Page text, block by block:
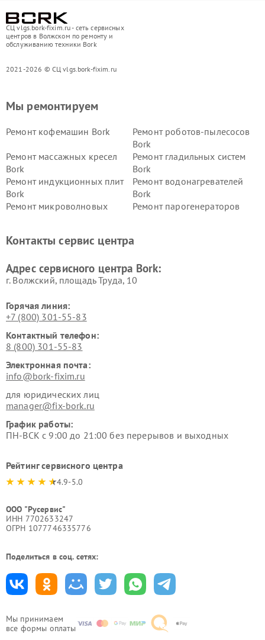
СЦ vlgs.bork-fixim.ru - сеть сервисных
центров в Волжском по ремонту и
обслуживанию техники Bork
2021-2026 © СЦ vlgs.bork-fixim.ru
Мы принимаем
все формы оплаты
Мы ремонтируем
Ремонт кофемашин Bork
Ремонт роботов-пылесосов
Bork
Ремонт массажных кресел
Bork
Ремонт гладильных систем
Bork
Ремонт индукционных плит
Bork
Ремонт водонагревателей
Bork
Ремонт микроволновых
Ремонт парогенераторов
воздуха Bork
Bork
Bork
Контакты сервис центра
Адрес сервисного центра Bork:
г. Волжский, площадь Труда, 10
Горячая линия:
+7 (800) 301-55-83
Контактный телефон:
8 (800) 301-55-83
Электронная почта:
info@bork-fixim.ru
для юридических лиц
manager@fix-bork.ru
График работы:
ПН-ВСК с 9:00 до 21:00 без перерывов и выходных
Рейтинг сервисного центра
4.9-5.0
ООО "Русервис"
ИНН 7702633247
ОГРН 1077746335776
Поделиться в соц. сетях: